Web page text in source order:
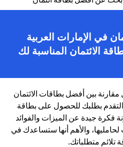
في الإمارات العربية
الائتمان المناسبة لك
بين أفضل بطاقات الائتمان
بطلبك للحصول على بطاقة
فكرة جيدة عن الميزات والفوائد
والأهم أنها ستساعدك في
تلائم متطلباتك.